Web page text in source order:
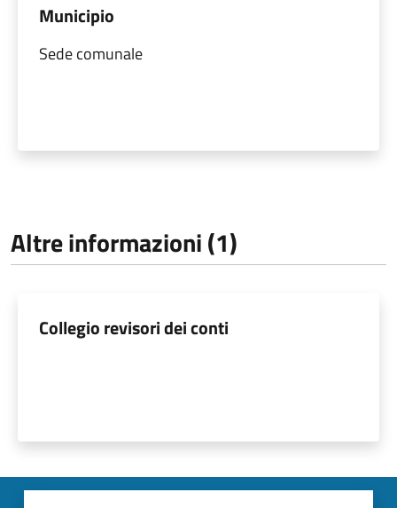
Municipio
Sede comunale
Altre informazioni (1)
Collegio revisori dei conti